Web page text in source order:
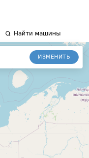
Найти машины
ИЗМЕНИТЬ